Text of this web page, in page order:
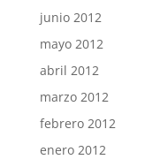
junio 2012
mayo 2012
abril 2012
marzo 2012
febrero 2012
enero 2012